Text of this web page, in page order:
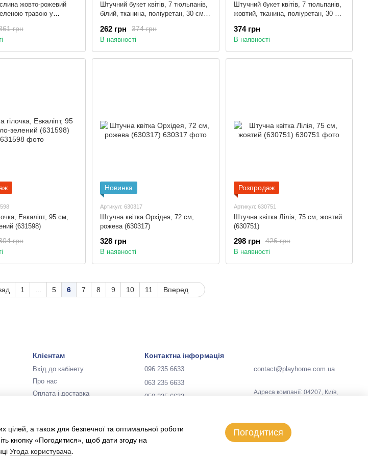
жовто-рожевий
травою у
грн
Штучний букет квітів, 7 тюльпанів,
білий, тканина, поліуретан, 30 см
374 грн
262 грн
В наявності
Штучний букет квітів, 7 тюльпанів,
жовтий, тканина, поліуретан, 30 см
374 грн
В наявності
Евкаліпт, 95 см,
(631598)
грн
Новинка
Артикул: 630317
Штучна квітка Орхідея, 72 см,
рожева (630317)
328 грн
В наявності
Розпродаж
Артикул: 630751
Штучна квітка Лілія, 75 см, жовтий
(630751)
426 грн
298 грн
В наявності
1 5 6 7 8 9 10 11 Вперед
Клієнтам
Вхід до кабінету
Про нас
Оплата і доставка
Угода користувача
Контактна інформація
096 235 6633
063 235 6633
050 235 6633
contact@playhome.com.ua
Адреса компанії: 04207, Київ,
цілей, а також для безпечної та оптимальної роботи
кнопку «Погодитися», щоб дати згоду на
Угода користувача
Погодитися